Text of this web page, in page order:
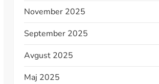
November 2025
September 2025
Avgust 2025
Maj 2025